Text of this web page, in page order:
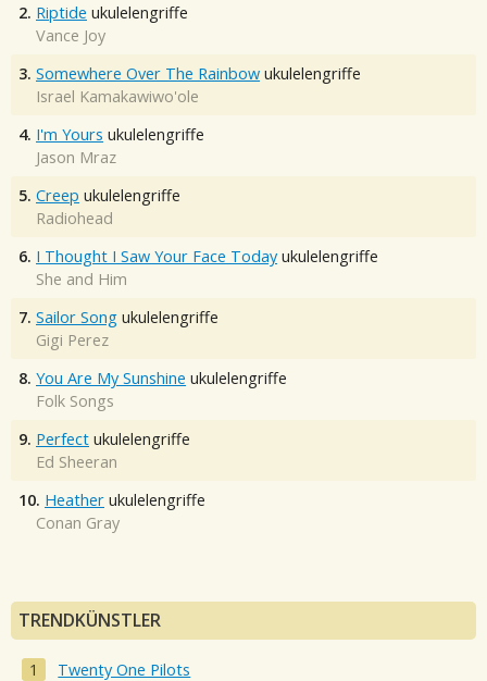
2. Riptide ukulelengriffe
Vance Joy
3. Somewhere Over The Rainbow ukulelengriffe
Israel Kamakawiwo'ole
4. I'm Yours ukulelengriffe
Jason Mraz
5. Creep ukulelengriffe
Radiohead
6. I Thought I Saw Your Face Today ukulelengriffe
She and Him
7. Sailor Song ukulelengriffe
Gigi Perez
8. You Are My Sunshine ukulelengriffe
Folk Songs
9. Perfect ukulelengriffe
Ed Sheeran
10. Heather ukulelengriffe
Conan Gray
TRENDKÜNSTLER
Twenty One Pilots